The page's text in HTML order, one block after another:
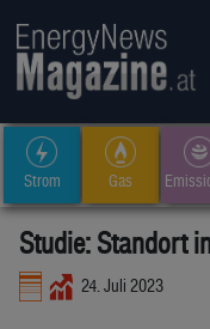
Strom Gas
Studie: Standort
24. Juli 2023